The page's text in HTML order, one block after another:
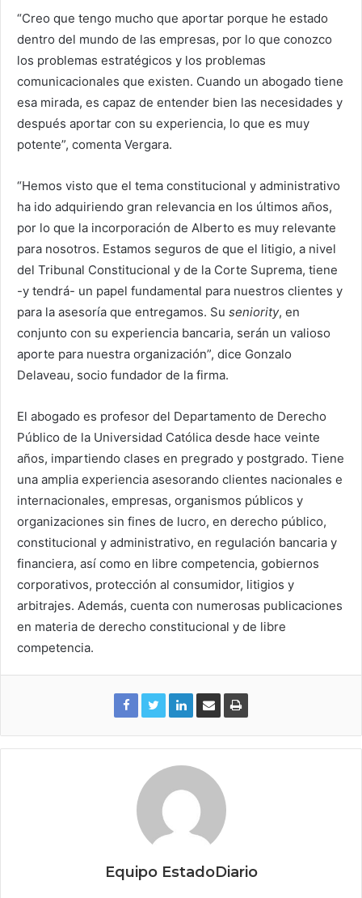
“Creo que tengo mucho que aportar porque he estado
dentro del mundo de las empresas, por lo que conozco
los problemas estratégicos y los problemas
comunicacionales que existen. Cuando un abogado tiene
esa mirada, es capaz de entender bien las necesidades y
después aportar con su experiencia, lo que es muy
potente”, comenta Vergara.
“Hemos visto que el tema constitucional y administrativo
ha ido adquiriendo gran relevancia en los últimos años,
por lo que la incorporación de Alberto es muy relevante
para nosotros. Estamos seguros de que el litigio, a nivel
del Tribunal Constitucional y de la Corte Suprema, tiene
-y tendrá- un papel fundamental para nuestros clientes y
para la asesoría que entregamos. Su seniority, en
conjunto con su experiencia bancaria, serán un valioso
aporte para nuestra organización”, dice Gonzalo
Delaveau, socio fundador de la firma.
El abogado es profesor del Departamento de Derecho
Público de la Universidad Católica desde hace veinte
años, impartiendo clases en pregrado y postgrado. Tiene
una amplia experiencia asesorando clientes nacionales e
internacionales, empresas, organismos públicos y
organizaciones sin fines de lucro, en derecho público,
constitucional y administrativo, en regulación bancaria y
financiera, así como en libre competencia, gobiernos
corporativos, protección al consumidor, litigios y
arbitrajes. Además, cuenta con numerosas publicaciones
en materia de derecho constitucional y de libre
competencia.
Equipo EstadoDiario